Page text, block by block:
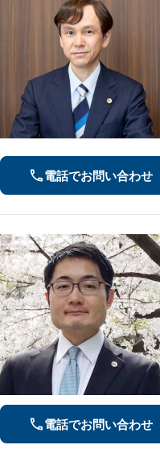
電話でお問い合わせ
電話でお問い合わせ